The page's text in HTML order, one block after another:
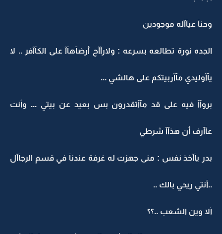
وحنآ عيآآله موجودين
الجده نورة تطالعه بسرعه : ولارآآح أرضآهآآ على الكآآفر .. لا
يآآوليدي مآآربيتكم على هالشي ...
بروآآ فيه على قد مآآتقدرون بس بعيد عن بيتي ... وأنت
عآآرف أن هذآآ شرطي
بدر يآآخذ نفس : منى جهزت له غرفة عندنآ في قسم الرجآآل
..أنتي ريحي بالك ..
ألا وين الشعب ..؟؟